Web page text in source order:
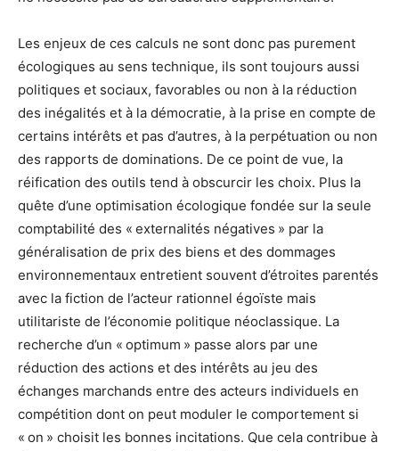
Les enjeux de ces calculs ne sont donc pas purement
écologiques au sens technique, ils sont toujours aussi
politiques et sociaux, favorables ou non à la réduction
des inégalités et à la démocratie, à la prise en compte de
certains intérêts et pas d’autres, à la perpétuation ou non
des rapports de dominations. De ce point de vue, la
réification des outils tend à obscurcir les choix. Plus la
quête d’une optimisation écologique fondée sur la seule
comptabilité des « externalités négatives » par la
généralisation de prix des biens et des dommages
environnementaux entretient souvent d’étroites parentés
avec la fiction de l’acteur rationnel égoïste mais
utilitariste de l’économie politique néoclassique. La
recherche d’un « optimum » passe alors par une
réduction des actions et des intérêts au jeu des
échanges marchands entre des acteurs individuels en
compétition dont on peut moduler le comportement si
« on » choisit les bonnes incitations. Que cela contribue à